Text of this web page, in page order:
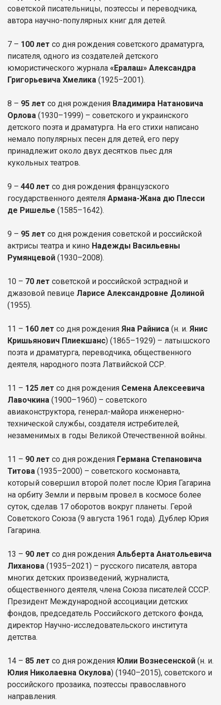
советской писательницы, поэтессы и переводчика,
автора научно-популярных книг для детей.
7 – 100 лет со дня рождения советского драматурга,
писателя, одного из создателей детского
юмористического журнала «Ералаш» Александра
Григорьевича Хмелика (1925–2001).
8 – 95 лет со дня рождения Владимира Натановича
Орлова (1930–1999) – советского и украинского
детского поэта и драматурга. На его стихи написано
немало популярных песен для детей, его перу
принадлежит около двух десятков пьес для
кукольных театров.
9 – 440 лет со дня рождения французского
государственного деятеля Армана-Жана дю Плесси
де Ришелье (1585–1642).
9 – 95 лет со дня рождения советской и российской
актрисы театра и кино Надежды Васильевны
Румянцевой (1930–2008).
10 – 70 лет советской и российской эстрадной и
джазовой певице Ларисе Александровне Долиной
(1955).
11 – 160 лет со дня рождения Яна Райниса (н. и. Янис
Кришьянович Плиекшанс) (1865–1929) – латышского
поэта и драматурга, переводчика, общественного
деятеля, народного поэта Латвийской ССР.
11 – 125 лет со дня рождения Семена Алексеевича
Лавочкина (1900–1960) – советского
авиаконструктора, генерал-майора инженерно-
технической службы, создателя истребителей,
незаменимых в годы Великой Отечественной войны.
11 – 90 лет со дня рождения Германа Степановича
Титова (1935–2000) – советского космонавта,
который совершил второй полет после Юрия Гагарина
на орбиту Земли и первым провел в космосе более
суток, сделав 17 оборотов вокруг планеты. Герой
Советского Союза (9 августа 1961 года). Дублер Юрия
Гагарина.
13 – 90 лет со дня рождения Альберта Анатольевича
Лиханова (1935–2021) – русского писателя, автора
многих детских произведений, журналиста,
общественного деятеля, члена Союза писателей СССР.
Президент Международной ассоциации детских
фондов, председатель Российского детского фонда,
директор Научно-исследовательского института
детства.
14 – 85 лет со дня рождения Юлии Вознесенской (н. и.
Юлия Николаевна Окулова) (1940–2015), советского и
российского прозаика, поэтессы православного
направления.